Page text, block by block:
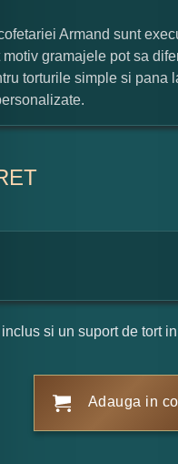
Armand sunt
gramajele pot sa
torturile simple si pana
inclus si un suport de tort
Adauga in